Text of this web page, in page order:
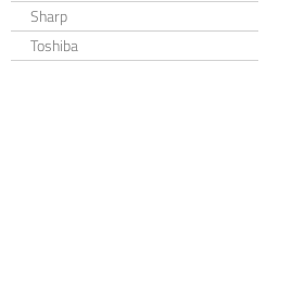
Sharp
Toshiba